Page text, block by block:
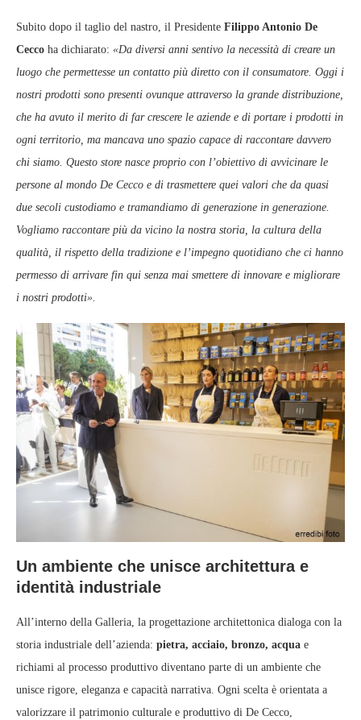
Subito dopo il taglio del nastro, il Presidente Filippo Antonio De
Cecco ha dichiarato: «Da diversi anni sentivo la necessità di creare un
luogo che permettesse un contatto più diretto con il consumatore. Oggi i
nostri prodotti sono presenti ovunque attraverso la grande distribuzione,
che ha avuto il merito di far crescere le aziende e di portare i prodotti in
ogni territorio, ma mancava uno spazio capace di raccontare davvero
chi siamo. Questo store nasce proprio con l’obiettivo di avvicinare le
persone al mondo De Cecco e di trasmettere quei valori che da quasi
due secoli custodiamo e tramandiamo di generazione in generazione.
Vogliamo raccontare più da vicino la nostra storia, la cultura della
qualità, il rispetto della tradizione e l’impegno quotidiano che ci hanno
permesso di arrivare fin qui senza mai smettere di innovare e migliorare
i nostri prodotti».
Un ambiente che unisce architettura e
identità industriale
All’interno della Galleria, la progettazione architettonica dialoga con la
storia industriale dell’azienda: pietra, acciaio, bronzo, acqua e
richiami al processo produttivo diventano parte di un ambiente che
unisce rigore, eleganza e capacità narrativa. Ogni scelta è orientata a
valorizzare il patrimonio culturale e produttivo di De Cecco,